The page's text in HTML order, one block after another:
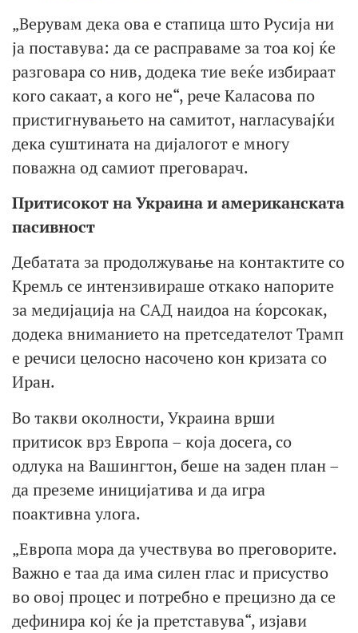
„Верувам дека ова е стапица што Русија ни
ја поставува: да се расправаме за тоа кој ќе
разговара со нив, додека тие веќе избираат
кого сакаат, а кого не“, рече Каласова по
пристигнувањето на самитот, нагласувајќи
дека суштината на дијалогот е многу
поважна од самиот преговарач.
Притисокот на Украина и американската
пасивност
Дебатата за продолжување на контактите со
Кремљ се интензивираше откако напорите
за медијација на САД наидоа на ќорсокак,
додека вниманието на претседателот Трамп
е речиси целосно насочено кон кризата со
Иран.
Во такви околности, Украина врши
притисок врз Европа – која досега, со
одлука на Вашингтон, беше на заден план –
да преземе иницијатива и да игра
поактивна улога.
„Европа мора да учествува во преговорите.
Важно е таа да има силен глас и присуство
во овој процес и потребно е прецизно да се
дефинира кој ќе ја претставува“, изјави